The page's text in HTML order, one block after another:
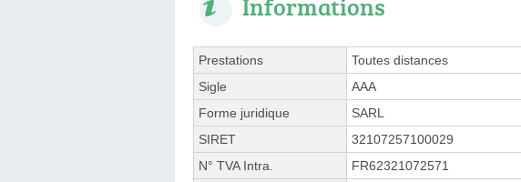
Prestations
Toutes distances
Sigle
AAA
Forme juridique
SARL
SIRET
32107257100029
N° TVA Intra.
FR62321072571